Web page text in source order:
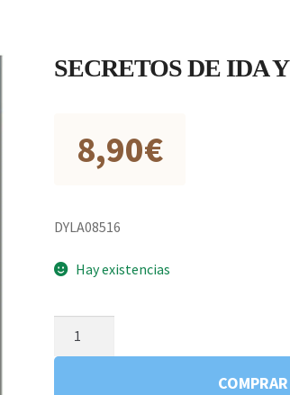
SECRETOS DE IDA
8,90€
DYLA08516
Hay existencias